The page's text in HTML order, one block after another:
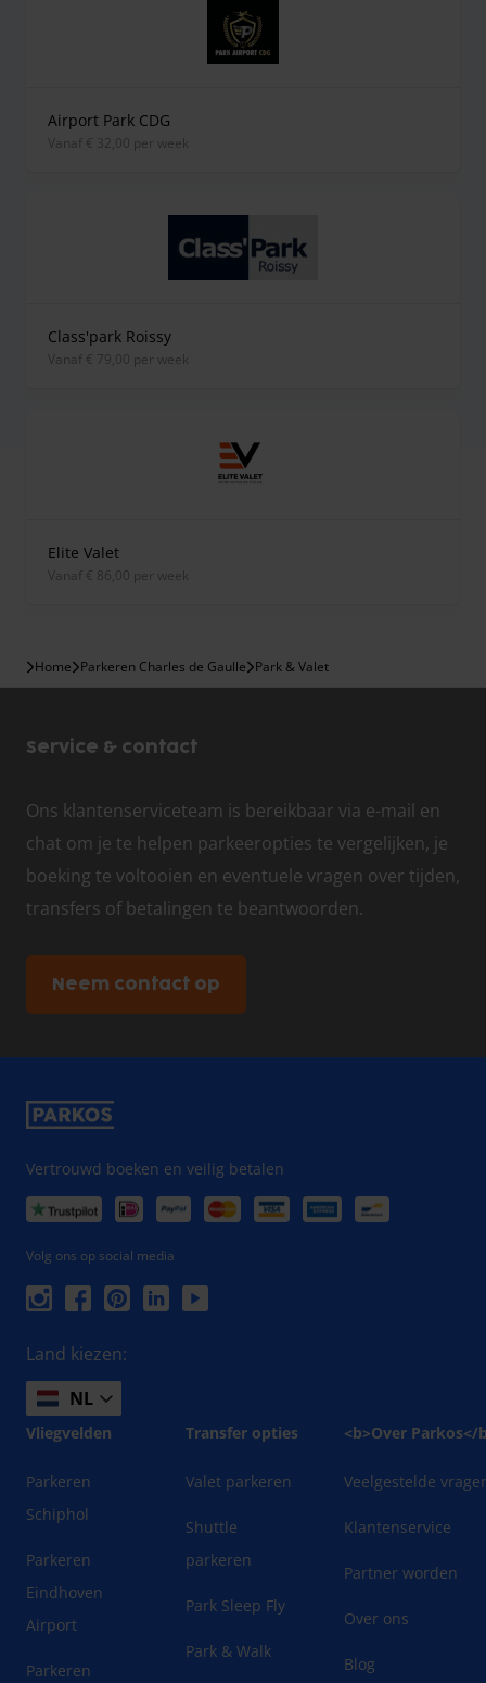
Airport Park CDG
vanaf € 32,00 per week
Class'park Roissy
vanaf € 79,00 per week
Elite Valet
vanaf € 86,00 per week
Home Parkeren Charles de Gaulle Park & Valet
Service & contact
Ons klantenserviceteam is bereikbaar via e-mail en
chat om je te helpen parkeeropties te vergelijken, je
boeking te voltooien en eventuele vragen over tijden,
transfers of betalingen te beantwoorden.
Neem contact op
Vertrouwd boeken en veilig betalen
Volg ons op social media
Land kiezen:
NL
Vliegvelden
Parkeren
Schiphol
Parkeren
Eindhoven
Airport
Parkeren
Transfer opties
Valet parkeren
Shuttle
parkeren
Park Sleep Fly
Park & Walk
<b>Over Parkos</
Veelgestelde
Klantenservice
Partner worden
Over ons
Blog